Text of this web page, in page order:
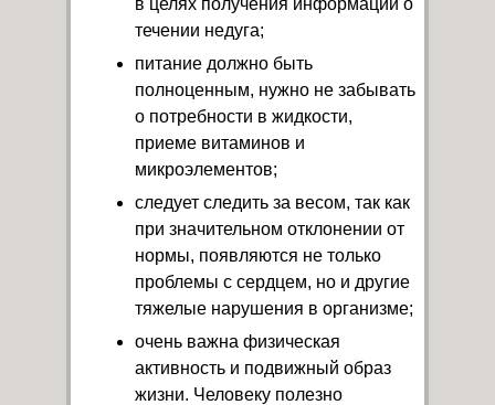
течении недуга;
питание должно быть
полноценным, нужно не забывать
о потребности в жидкости,
приеме витаминов и
микроэлементов;
следует следить за весом, так как
при значительном отклонении от
нормы, появляются не только
проблемы с сердцем, но и другие
тяжелые нарушения в организме;
очень важна физическая
активность и подвижный образ
жизни. Человеку полезно